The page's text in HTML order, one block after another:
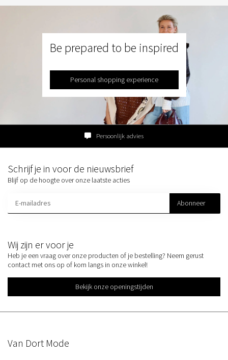
Be prepared to be inspired
Personal shopping experience
Persoonlijk advies
Wij zijn er voor je
Heb je een vraag over onze producten of je bestelling? Neem gerust
contact met ons op of kom langs in onze winkel!
Bekijk onze openingstijden
Schrijf je in voor de nieuwsbrief
Blijf op de hoogte over onze laatste acties
Abonneer
Van Dort Mode